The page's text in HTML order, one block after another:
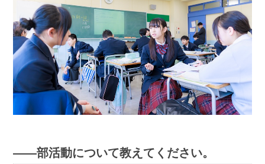
――部活動について教えてください。